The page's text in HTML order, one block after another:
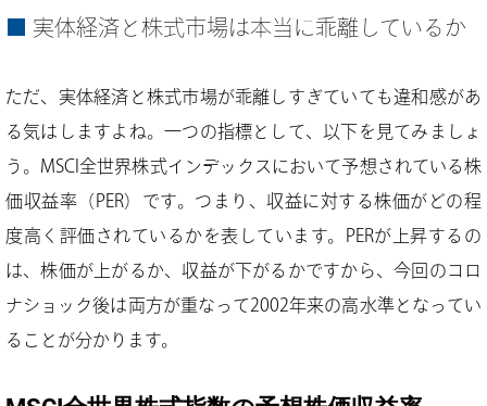
実体経済と株式市場は本当に乖離しているか
ただ、実体経済と株式市場が乖離しすぎていても違和感があ
る気はしますよね。一つの指標として、以下を見てみましょ
う。MSCI全世界株式インデックスにおいて予想されている株
価収益率（PER）です。つまり、収益に対する株価がどの程
度高く評価されているかを表しています。PERが上昇するの
は、株価が上がるか、収益が下がるかですから、今回のコロ
ナショック後は両方が重なって2002年来の高水準となってい
ることが分かります。